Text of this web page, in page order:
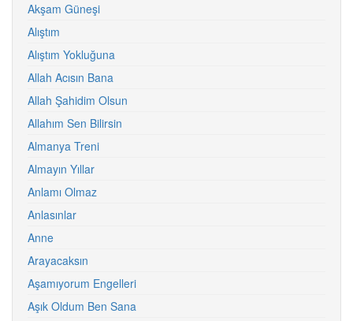
Akşam Güneşi
Alıştım
Alıştım Yokluğuna
Allah Acısın Bana
Allah Şahidim Olsun
Allahım Sen Bilirsin
Almanya Treni
Almayın Yıllar
Anlamı Olmaz
Anlasınlar
Anne
Arayacaksın
Aşamıyorum Engelleri
Aşık Oldum Ben Sana